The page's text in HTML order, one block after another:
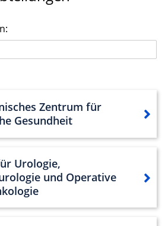
Zentrum für
Gesundheit
Urologie,
und Operative